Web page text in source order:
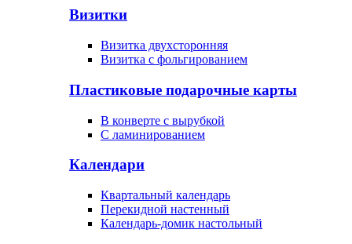
Визитки
Визитка двухсторонняя
Визитка с фольгированием
Пластиковые подарочные карты
В конверте с вырубкой
С ламинированием
Календари
Квартальный календарь
Перекидной настенный
Календарь-домик настольный